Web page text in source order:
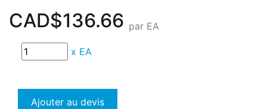
CAD$136.66 par EA
x EA
Ajouter au devis